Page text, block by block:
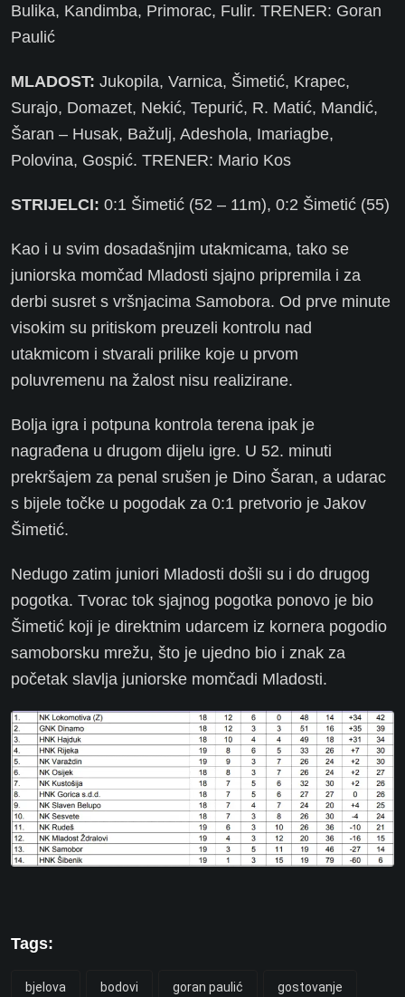
Bulika, Kandimba, Primorac, Fulir. TRENER: Goran
Paulić
MLADOST: Jukopila, Varnica, Šimetić, Krapec,
Surajo, Domazet, Nekić, Tepurić, R. Matić, Mandić,
Šaran – Husak, Bažulj, Adeshola, Imariagbe,
Polovina, Gospić. TRENER: Mario Kos
STRIJELCI: 0:1 Šimetić (52 – 11m), 0:2 Šimetić (55)
Kao i u svim dosadašnjim utakmicama, tako se
juniorska momčad Mladosti sjajno pripremila i za
derbi susret s vršnjacima Samobora. Od prve minute
visokim su pritiskom preuzeli kontrolu nad
utakmicom i stvarali prilike koje u prvom
poluvremenu na žalost nisu realizirane.
Bolja igra i potpuna kontrola terena ipak je
nagrađena u drugom dijelu igre. U 52. minuti
prekršajem za penal srušen je Dino Šaran, a udarac
s bijele točke u pogodak za 0:1 pretvorio je Jakov
Šimetić.
Nedugo zatim juniori Mladosti došli su i do drugog
pogotka. Tvorac tok sjajnog pogotka ponovo je bio
Šimetić koji je direktnim udarcem iz kornera pogodio
samoborsku mrežu, što je ujedno bio i znak za
početak slavlja juniorske momčadi Mladosti.
Tags:
bjelova bodovi goran paulić gostovanje